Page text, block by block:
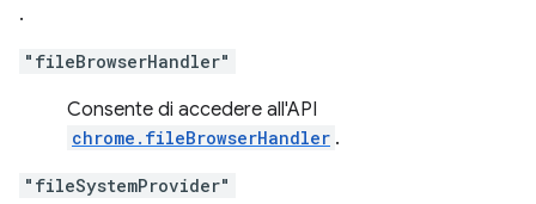
.
"fileBrowserHandler"
Consente di accedere all'API
chrome.fileBrowserHandler .
"fileSystemProvider"